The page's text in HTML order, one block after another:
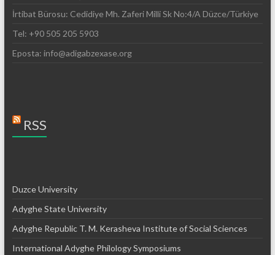
İrtibat Bürosu: Cedidiye Mh. Zaferi Milli Sk No:4/A Düzce/Türkiye
Tel: +90 505 205 5903
Eposta: info@adigabzexase.org
RSS
Duzce University
Adyghe State University
Adyghe Republic T. M. Kerasheva Institute of Social Sciences
International Adyghe Philology Symposiums